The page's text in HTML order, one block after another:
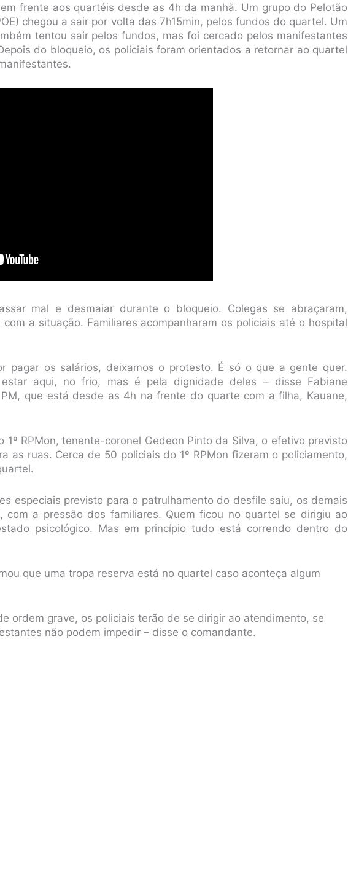
frente aos quartéis desde as 4h da manhã. Um grupo do Pelotão
chegou a sair por volta das 7h15min, pelos fundos do quartel. Um
tentou sair pelos fundos, mas foi cercado pelos manifestantes
do bloqueio, os policiais foram orientados a retornar ao quartel
mal e desmaiar durante o bloqueio. Colegas se abraçaram,
a situação. Familiares acompanharam os policiais até o hospital
pagar os salários, deixamos o protesto. É só o que a gente quer.
estar aqui, no frio, mas é pela dignidade deles – disse Fabiane
que está desde as 4h na frente do quarte com a filha, Kauane,
1º RPMon, tenente-coronel Gedeon Pinto da Silva, o efetivo previsto
as ruas. Cerca de 50 policiais do 1º RPMon fizeram o policiamento,
especiais previsto para o patrulhamento do desfile saiu, os demais
com a pressão dos familiares. Quem ficou no quartel se dirigiu ao
psicológico. Mas em princípio tudo está correndo dentro do
que uma tropa reserva está no quartel caso aconteça algum
ordem grave, os policiais terão de se dirigir ao atendimento, se
não podem impedir – disse o comandante.